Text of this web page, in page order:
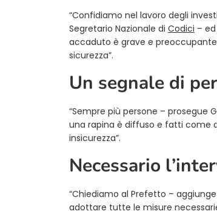
“Confidiamo nel lavoro degli
Segretario Nazionale di Codici –
accaduto è grave e
sicurezza”.
Un segnale di
“Sempre più persone – prosegue
una rapina è diffuso e fatti come
insicurezza”.
Necessario
“Chiediamo al Prefetto –
adottare tutte le misure